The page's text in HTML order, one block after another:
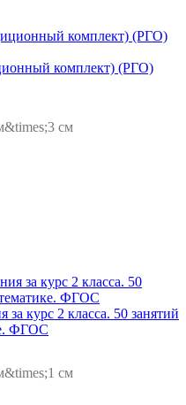
комплект) (РГО)
см
курс 2 класса. 50 занятий
ФГОС
см